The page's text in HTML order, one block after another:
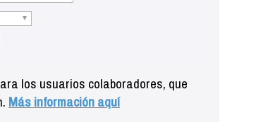
los usuarios colaboradores, que
Más información aquí